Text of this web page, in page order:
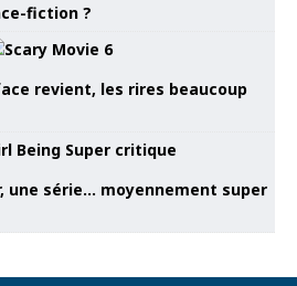
fiction ?
revient, les rires beaucoup
une série… moyennement super